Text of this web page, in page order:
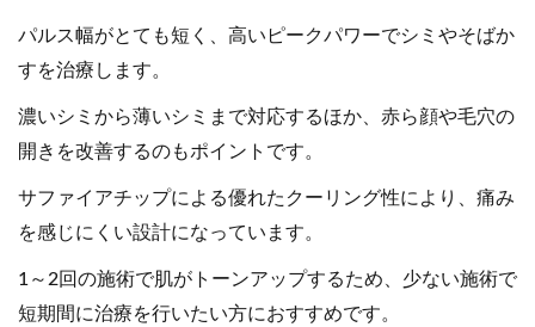
パルス幅がとても短く、高いピークパワーでシミやそばか
すを治療します。
濃いシミから薄いシミまで対応するほか、赤ら顔や毛穴の
開きを改善するのもポイントです。
サファイアチップによる優れたクーリング性により、痛み
を感じにくい設計になっています。
1～2回の施術で肌がトーンアップするため、少ない施術で
短期間に治療を行いたい方におすすめです。